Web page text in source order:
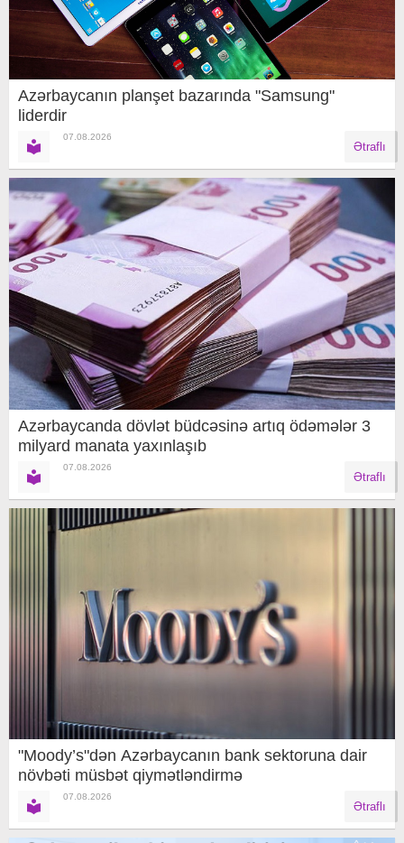
Azərbaycanın planşet bazarında "Samsung"
liderdir
07.08.2026
Ətraflı
Azərbaycanda dövlət büdcəsinə artıq ödəmələr 3
milyard manata yaxınlaşıb
07.08.2026
Ətraflı
"Moody’s"dən Azərbaycanın bank sektoruna dair
növbəti müsbət qiymətləndirmə
07.08.2026
Ətraflı